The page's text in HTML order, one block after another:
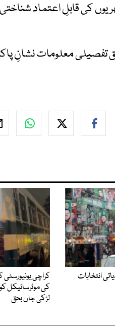
کی قابلِ اعتماد
تفصیلی معلومات نشانِ
انتخابات
کراچی یونیورسٹی
لڑکی جاں بحق